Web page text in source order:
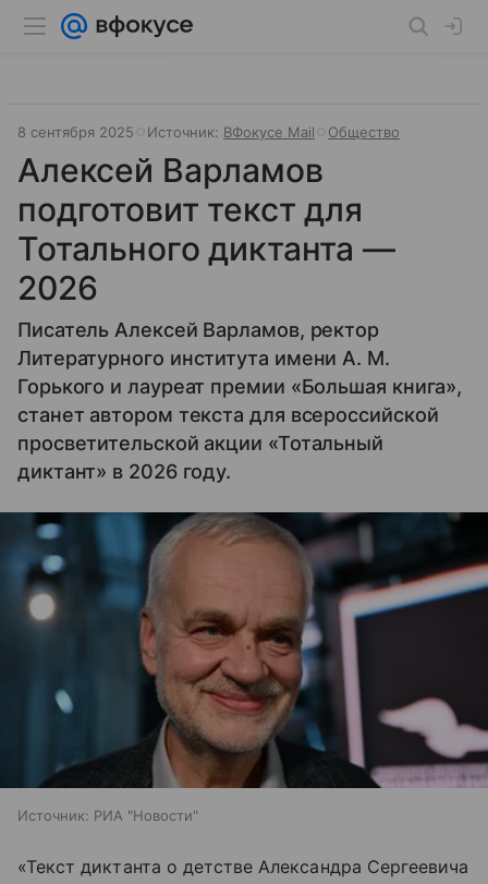
8 сентября 2025 Источник: ВФокусе Mail Общество
Алексей Варламов
подготовит текст для
Тотального диктанта —
2026
Писатель Алексей Варламов, ректор
Литературного института имени А. М.
Горького и лауреат премии «Большая книга»,
станет автором текста для всероссийской
просветительской акции «Тотальный
диктант» в 2026 году.
Источник: РИА "Новости"
«Текст диктанта о детстве Александра Сергеевича